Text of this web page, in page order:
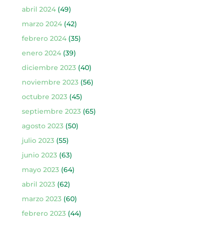
abril 2024(49)
marzo 2024(42)
febrero 2024(35)
enero 2024(39)
diciembre 2023(40)
noviembre 2023(56)
octubre 2023(45)
septiembre 2023(65)
agosto 2023(50)
julio 2023(55)
junio 2023(63)
mayo 2023(64)
abril 2023(62)
marzo 2023(60)
febrero 2023(44)